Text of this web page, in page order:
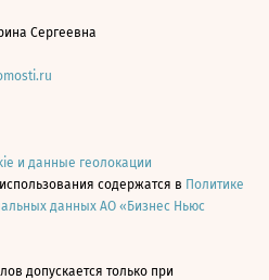
Сергеевна
и данные геолокации
содержатся в Политике
данных АО «Бизнес Ньюс
допускается только при